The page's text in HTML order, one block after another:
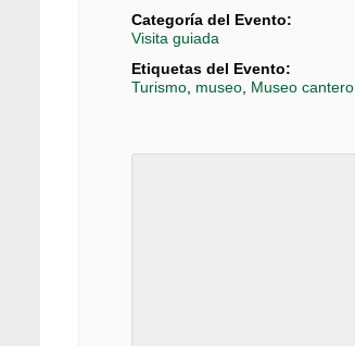
Categoría del Evento:
Visita guiada
Etiquetas del Evento:
Turismo, museo, Museo cantero